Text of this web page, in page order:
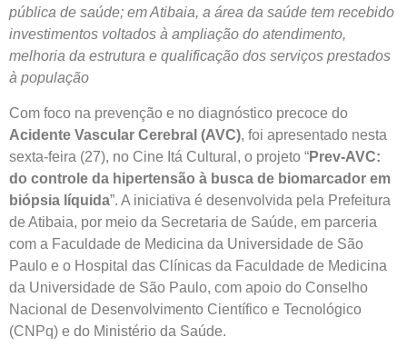
pública de saúde; em Atibaia, a área da saúde tem recebido
investimentos voltados à ampliação do atendimento,
melhoria da estrutura e qualificação dos serviços prestados
à população
Com foco na prevenção e no diagnóstico precoce do
Acidente Vascular Cerebral (AVC), foi apresentado nesta
sexta-feira (27), no Cine Itá Cultural, o projeto “Prev-AVC:
do controle da hipertensão à busca de biomarcador em
biópsia líquida”. A iniciativa é desenvolvida pela Prefeitura
de Atibaia, por meio da Secretaria de Saúde, em parceria
com a Faculdade de Medicina da Universidade de São
Paulo e o Hospital das Clínicas da Faculdade de Medicina
da Universidade de São Paulo, com apoio do Conselho
Nacional de Desenvolvimento Científico e Tecnológico
(CNPq) e do Ministério da Saúde.